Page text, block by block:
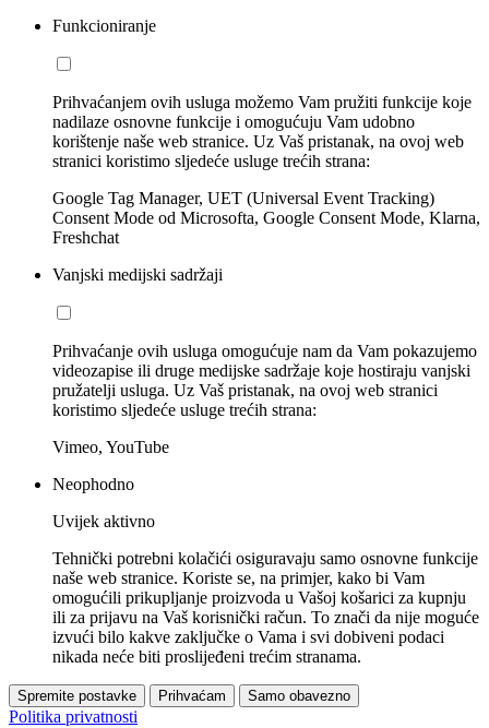
Funkcioniranje
Prihvaćanjem ovih usluga možemo Vam pružiti funkcije koje
nadilaze osnovne funkcije i omogućuju Vam udobno
korištenje naše web stranice. Uz Vaš pristanak, na ovoj web
stranici koristimo sljedeće usluge trećih strana:
Google Tag Manager, UET (Universal Event Tracking)
Consent Mode od Microsofta, Google Consent Mode, Klarna,
Freshchat
Vanjski medijski sadržaji
Prihvaćanje ovih usluga omogućuje nam da Vam pokazujemo
videozapise ili druge medijske sadržaje koje hostiraju vanjski
pružatelji usluga. Uz Vaš pristanak, na ovoj web stranici
koristimo sljedeće usluge trećih strana:
Vimeo, YouTube
Neophodno
Uvijek aktivno
Tehnički potrebni kolačići osiguravaju samo osnovne funkcije
naše web stranice. Koriste se, na primjer, kako bi Vam
omogućili prikupljanje proizvoda u Vašoj košarici za kupnju
ili za prijavu na Vaš korisnički račun. To znači da nije moguće
izvući bilo kakve zaključke o Vama i svi dobiveni podaci
nikada neće biti proslijeđeni trećim stranama.
Spremite postavke Prihvaćam Samo obavezno
Politika privatnosti